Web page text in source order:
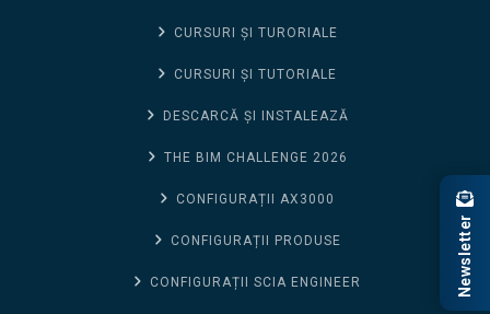
CURSURI ȘI TURORIALE
CURSURI ȘI TUTORIALE
DESCARCĂ ȘI INSTALEAZĂ
THE BIM CHALLENGE 2026
CONFIGURAȚII AX3000
CONFIGURAȚII PRODUSE
CONFIGURAȚII SCIA ENGINEER Newsletter